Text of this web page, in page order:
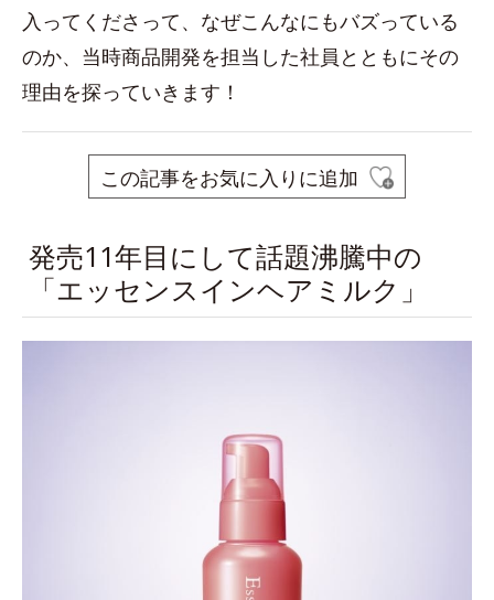
入ってくださって、なぜこんなにもバズっている
のか、当時商品開発を担当した社員とともにその
理由を探っていきます！
この記事をお気に入りに追加
発売11年目にして話題沸騰中の
「エッセンスインヘアミルク」